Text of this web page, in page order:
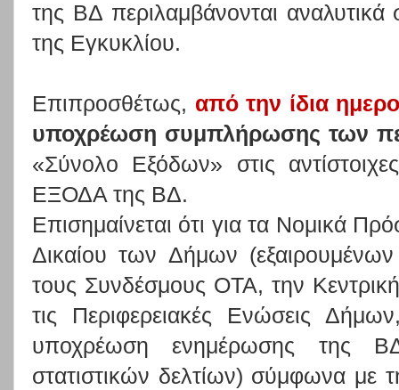
της ΒΔ περιλαμβάνονται
της Εγκυκλίου.
Επιπροσθέτως, από την ίδια
υποχρέωση συμπλήρωσης των
«Σύνολο Εξόδων» στις
ΕΞΟΔΑ της ΒΔ.
Επισημαίνεται ότι για τα Νομικά
Δικαίου των Δήμων
τους Συνδέσμους ΟΤΑ, την
τις Περιφερειακές Ενώσεις
υποχρέωση ενημέρωσης
στατιστικών δελτίων) σύμφωνα με